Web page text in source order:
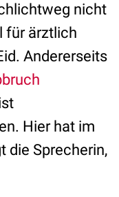
nicht
für ärztlich
Andererseits
Hier hat im
die Sprecherin,